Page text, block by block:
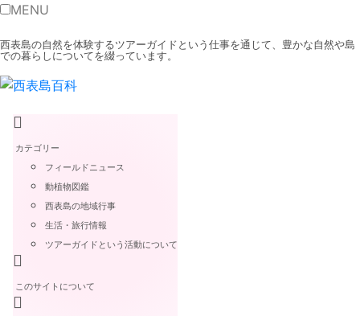
MENU
西表島の自然を体験するツアーガイドという仕事を通じて、豊かな自然や島
での暮らしについてを綴っています。
カテゴリー
フィールドニュース
動植物図鑑
西表島の地域行事
生活・旅行情報
ツアーガイドという活動について
このサイトについて